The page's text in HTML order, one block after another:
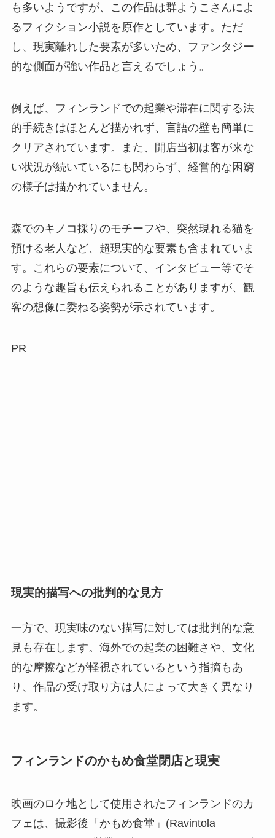
も多いようですが、この作品は群ようこさんによ
るフィクション小説を原作としています。ただ
し、現実離れした要素が多いため、ファンタジー
的な側面が強い作品と言えるでしょう。
例えば、フィンランドでの起業や滞在に関する法
的手続きはほとんど描かれず、言語の壁も簡単に
クリアされています。また、開店当初は客が来な
い状況が続いているにも関わらず、経営的な困窮
の様子は描かれていません。
森でのキノコ採りのモチーフや、突然現れる猫を
預ける老人など、超現実的な要素も含まれていま
す。これらの要素について、インタビュー等でそ
のような趣旨も伝えられることがありますが、観
客の想像に委ねる姿勢が示されています。
PR
現実的描写への批判的な見方
一方で、現実味のない描写に対しては批判的な意
見も存在します。海外での起業の困難さや、文化
的な摩擦などが軽視されているという指摘もあ
り、作品の受け取り方は人によって大きく異なり
ます。
フィンランドのかもめ食堂閉店と現実
映画のロケ地として使用されたフィンランドのカ
フェは、撮影後「かもめ食堂」(Ravintola